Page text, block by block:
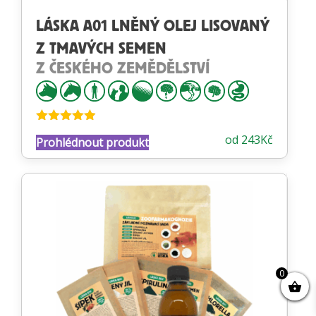
LÁSKA A01 LNĚNÝ OLEJ LISOVANÝ
Z TMAVÝCH SEMEN
Z ČESKÉHO ZEMĚDĚLSTVÍ
4.84z 5 od 243Kč
Prohlédnout produkt
0